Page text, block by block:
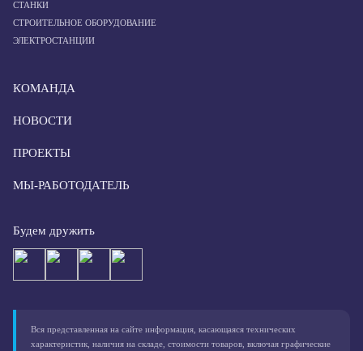
СТАНКИ
СТРОИТЕЛЬНОЕ ОБОРУДОВАНИЕ
ЭЛЕКТРОСТАНЦИИ
КОМАНДА
НОВОСТИ
ПРОЕКТЫ
МЫ-РАБОТОДАТЕЛЬ
Будем дружить
Вся представленная на сайте информация, касающаяся технических
характеристик, наличия на складе, стоимости товаров, включая графические